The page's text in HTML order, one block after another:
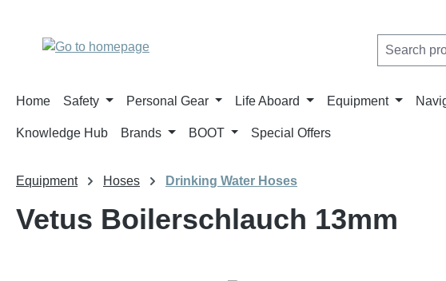
Home Safety Personal Gear Life Aboard Equipment
Knowledge Hub Brands BOOT Special Offers
Equipment Hoses Drinking Water Hoses
Vetus Boilerschlauch 13mm